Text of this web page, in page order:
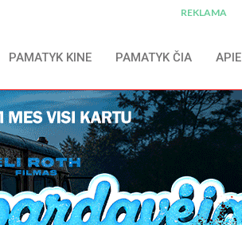
REKLAMA
PAMATYK KINE PAMATYK ČIA APIE